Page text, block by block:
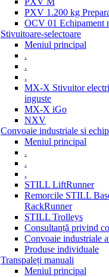
PXV 1.200 kg
OCV 01 Echipament
Stivuitoare-selectoare
Meniul principal
.
.
.
MX-X Stivuitor
inguste
MX-X iGo
NXV
Convoaie industriale si
Meniul principal
.
.
.
STILL LiftRunner
Remorcile STILL
RackRunner
STILL Trolleys
Consultanță privind
Convoaie industriale
Produse individuale
Transpaleți manuali
Meniul principal